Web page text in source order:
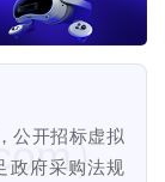
公开招标虚拟
政府采购法规
）